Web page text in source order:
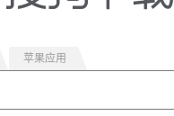
苹果应用